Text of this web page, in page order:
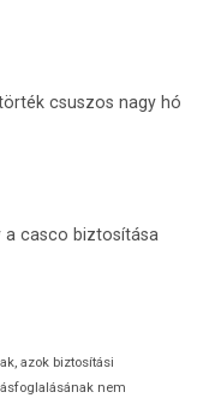
csuszos nagy hó
a casco biztosítása
azok biztosítási
nem